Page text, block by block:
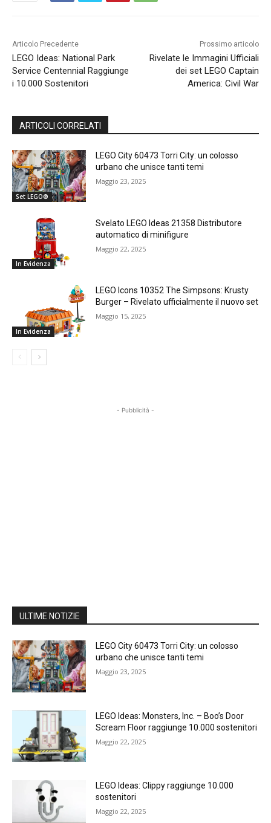
Articolo Precedente
LEGO Ideas: National Park
Service Centennial Raggiunge
i 10.000 Sostenitori
Prossimo articolo
Rivelate le Immagini Ufficiali
dei set LEGO Captain
America: Civil War
ARTICOLI CORRELATI
Set LEGO®
LEGO City 60473 Torri City: un colosso
urbano che unisce tanti temi
Maggio 23, 2025
In Evidenza
Svelato LEGO Ideas 21358 Distributore
automatico di minifigure
Maggio 22, 2025
In Evidenza
LEGO Icons 10352 The Simpsons: Krusty
Burger – Rivelato ufficialmente il nuovo set
Maggio 15, 2025
- Pubblicità -
ULTIME NOTIZIE
LEGO City 60473 Torri City: un colosso
urbano che unisce tanti temi
Maggio 23, 2025
LEGO Ideas: Monsters, Inc. – Boo’s Door
Scream Floor raggiunge 10.000 sostenitori
Maggio 22, 2025
LEGO Ideas: Clippy raggiunge 10.000
sostenitori
Maggio 22, 2025